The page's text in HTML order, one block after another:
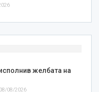
желбата на
08/08/2026